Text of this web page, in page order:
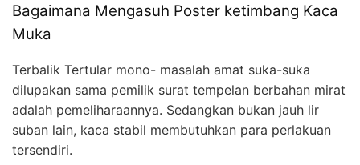
Bagaimana Mengasuh Poster ketimbang Kaca
Muka
Terbalik Tertular mono- masalah amat suka-suka
dilupakan sama pemilik surat tempelan berbahan mirat
adalah pemeliharaannya. Sedangkan bukan jauh lir
suban lain, kaca stabil membutuhkan para perlakuan
tersendiri.